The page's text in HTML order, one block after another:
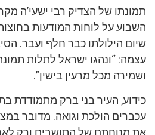
תמונתו של הצדיק רבי ישעי’ה
השבוע על לוחות המודעות
שיום הילולתו כבר חלף ועבר.
עצמה: “ונהגו ישראל לתלות
ושמירה מכל מרעין בישין”.
כידוע, העיר בני ברק מתמודדת
עכברים הולכת וגואה. מדובר
את מנוחתם של התושבים ורק